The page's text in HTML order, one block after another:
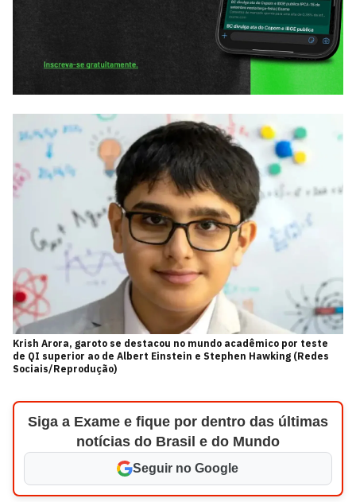
Krish Arora, garoto se destacou no mundo acadêmico por teste
de QI superior ao de Albert Einstein e Stephen Hawking (Redes
Sociais/Reprodução)
Siga a Exame e fique por dentro das últimas
notícias do Brasil e do Mundo
Seguir no Google